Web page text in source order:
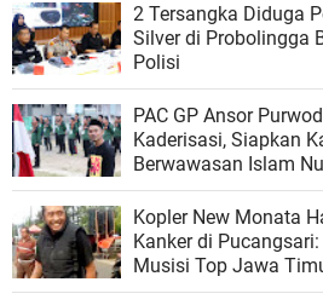
2 Tersangka Diduga
Silver di Probolingga
Polisi
PAC GP Ansor
Kaderisasi, Siapkan
Berwawasan Islam
Kopler New Monata
Kanker di
Musisi Top Jawa